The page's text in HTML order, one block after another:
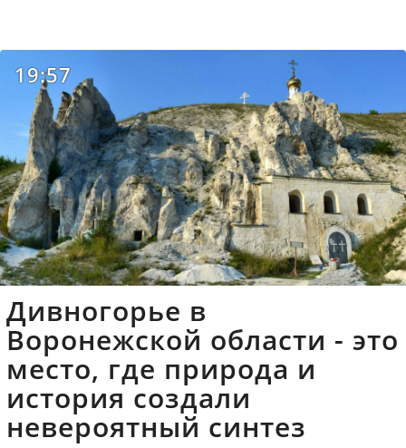
19:57
Дивногорье в
Воронежской области - это
место, где природа и
история создали
невероятный синтез